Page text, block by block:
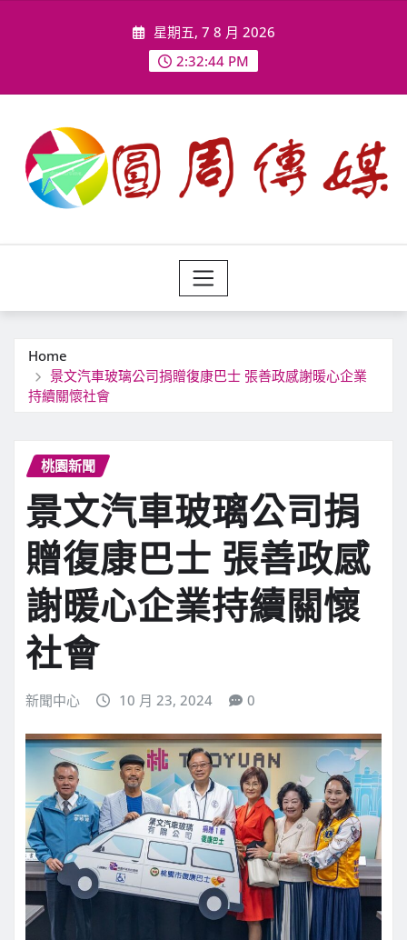
星期五, 7 8 月 2026
2:32:46 PM
Home
景文汽車玻璃公司捐贈復康巴士 張善政感謝暖心企業
持續關懷社會
桃園新聞
景文汽車玻璃公司捐
贈復康巴士 張善政感
謝暖心企業持續關懷
社會
新聞中心 10 月 23, 2024 0